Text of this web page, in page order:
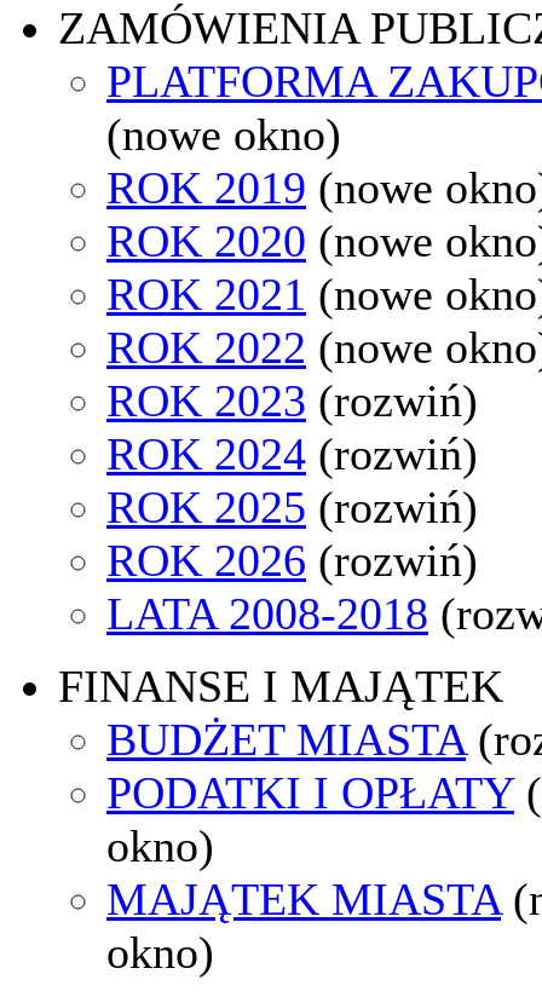
ZAMÓWIENIA
PLATFORMA
(nowe okno)
ROK 2019 (nowe
ROK 2020 (nowe
ROK 2021 (nowe
ROK 2022 (nowe
ROK 2023 (rozwiń)
ROK 2024 (rozwiń)
ROK 2025 (rozwiń)
ROK 2026 (rozwiń)
LATA 2008-2018
FINANSE I MAJĄTEK
BUDŻET MIASTA
PODATKI I OPŁATY
okno)
MAJĄTEK MIASTA
okno)